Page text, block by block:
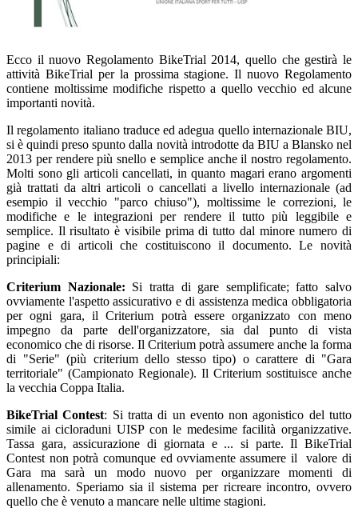
Ecco il nuovo Regolamento BikeTrial 2014, quello che gestirà le
attività BikeTrial per la prossima stagione. Il nuovo Regolamento
contiene moltissime modifiche rispetto a quello vecchio ed alcune
importanti novità.
Il regolamento italiano traduce ed adegua quello internazionale BIU,
si è quindi preso spunto dalla novità introdotte da BIU a Blansko nel
2013 per rendere più snello e semplice anche il nostro regolamento.
Molti sono gli articoli cancellati, in quanto magari erano argomenti
già trattati da altri articoli o cancellati a livello internazionale (ad
esempio il vecchio "parco chiuso"), moltissime le correzioni, le
modifiche e le integrazioni per rendere il tutto più leggibile e
semplice. Il risultato è visibile prima di tutto dal minore numero di
pagine e di articoli che costituiscono il documento. Le novità
principiali:
Criterium Nazionale: Si tratta di gare semplificate; fatto salvo
ovviamente l'aspetto assicurativo e di assistenza medica obbligatoria
per ogni gara, il Criterium potrà essere organizzato con meno
impegno da parte dell'organizzatore, sia dal punto di vista
economico che di risorse. Il Criterium potrà assumere anche la forma
di "Serie" (più criterium dello stesso tipo) o carattere di "Gara
territoriale" (Campionato Regionale). Il Criterium sostituisce anche
la vecchia Coppa Italia.
BikeTrial Contest: Si tratta di un evento non agonistico del tutto
simile ai cicloraduni UISP con le medesime facilità organizzative.
Tassa gara, assicurazione di giornata e ... si parte. Il BikeTrial
Contest non potrà comunque ed ovviamente assumere il valore di
Gara ma sarà un modo nuovo per organizzare momenti di
allenamento. Speriamo sia il sistema per ricreare incontro, ovvero
quello che è venuto a mancare nelle ultime stagioni.